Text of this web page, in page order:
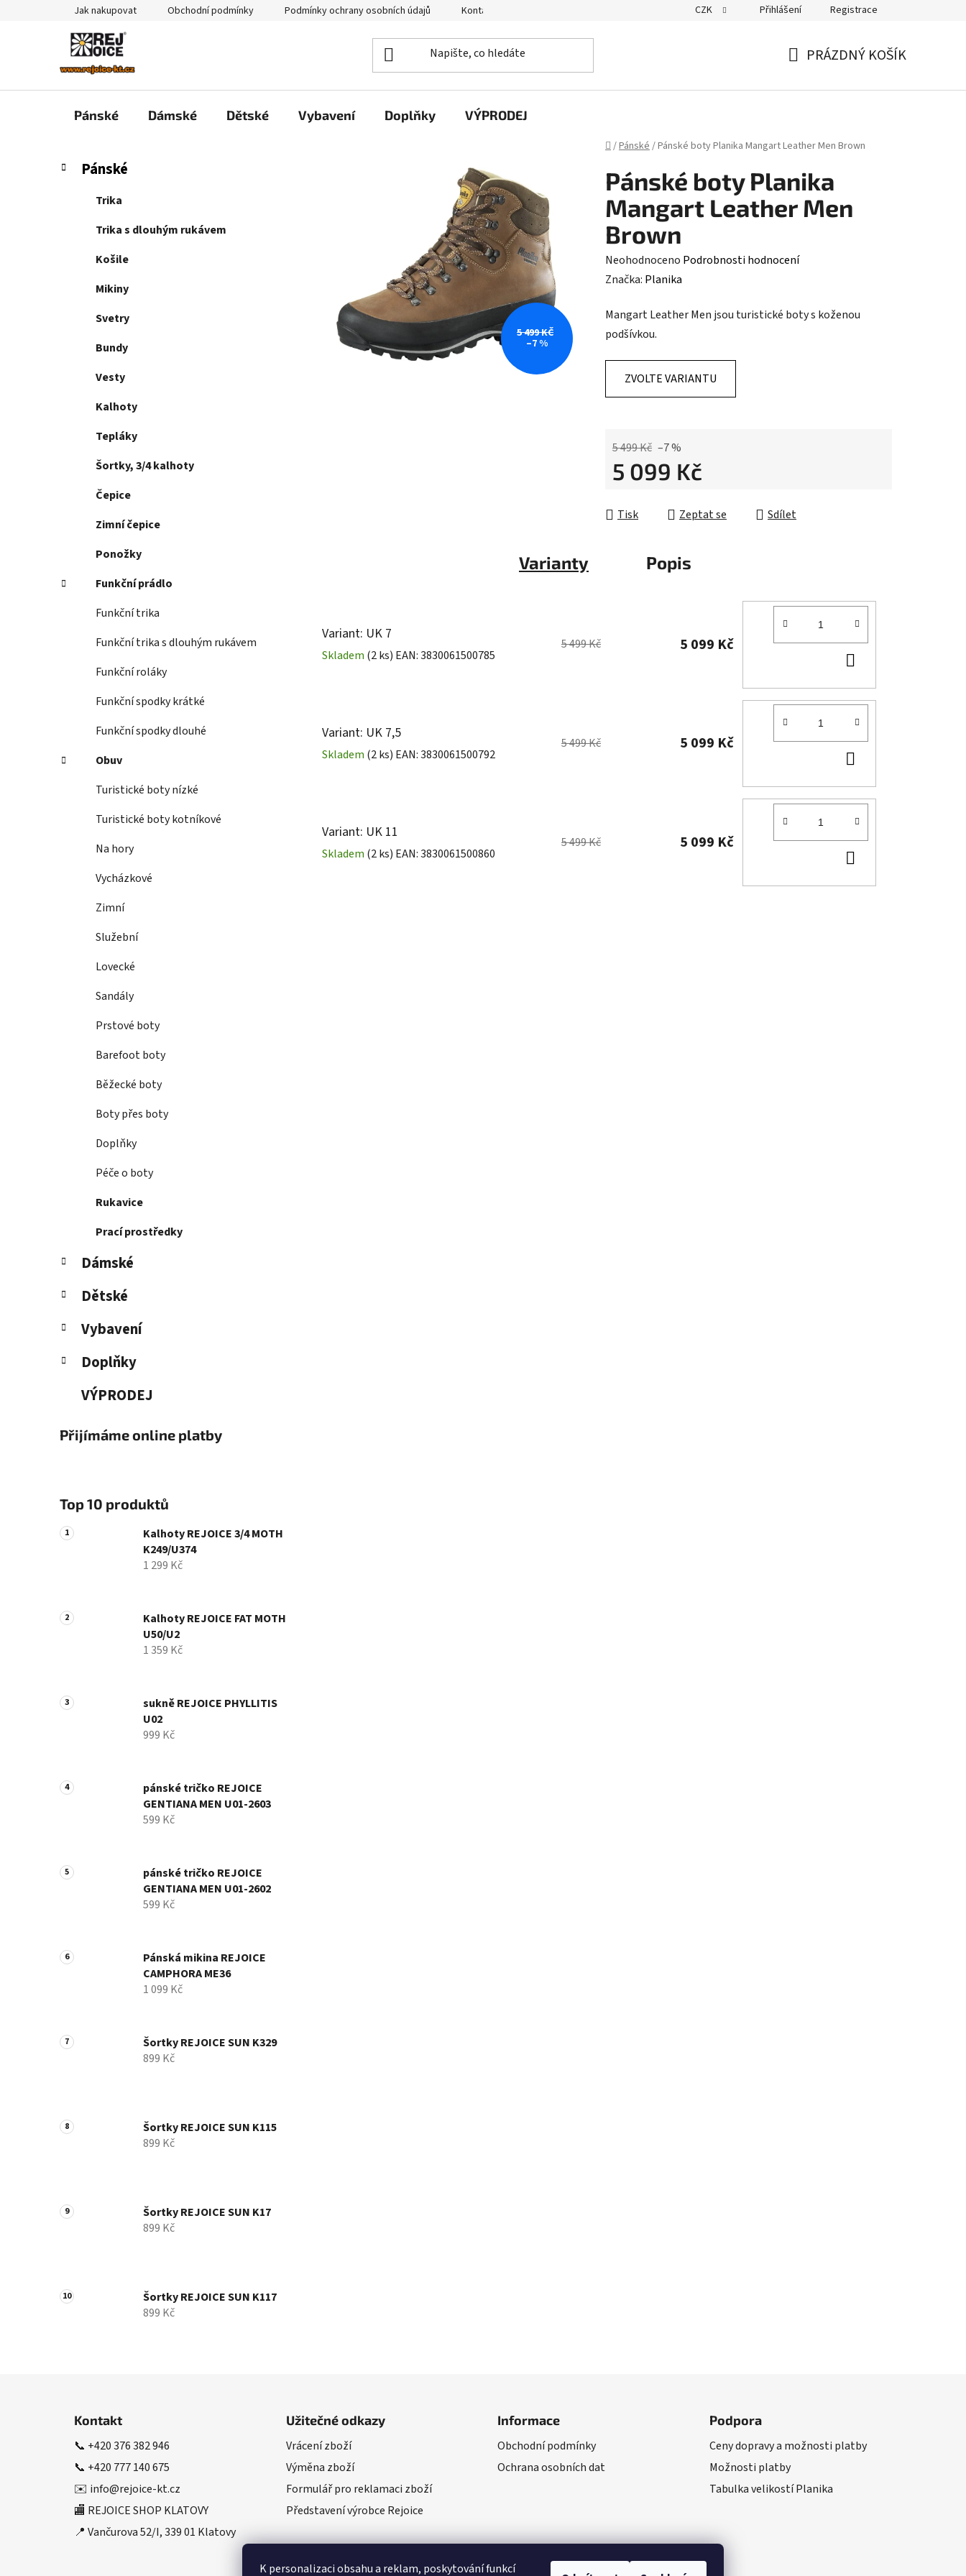
K personalizaci obsahu a reklam, poskytování funkcí
Jak nakupovat Obchodní podmínky Podmínky ochrany osobních údajů Kontakty CZK Přihlášení Registrace
PRÁZDNÝ KOŠÍK
Pánské Dámské Dětské Vybavení Doplňky VÝPRODEJ
Domů
/Pánské/Pánské boty Planika Mangart Leather Men Brown
P
Přeskočit
kategorie
K
a
Pánské
Trika
Trika s dlouhým rukávem
Košile
Mikiny
Svetry
Bundy
Vesty
Kalhoty
Tepláky
Šortky, 3/4 kalhoty
Čepice
Zimní čepice
Ponožky
Funkční prádlo
Funkční trika
Funkční trika s dlouhým rukávem
Funkční roláky
Funkční spodky krátké
Funkční spodky dlouhé
Obuv
Turistické boty nízké
Turistické boty kotníkové
Na hory
Vycházkové
Zimní
Služební
Lovecké
Sandály
Prstové boty
Barefoot boty
Běžecké boty
Boty přes boty
Doplňky
Péče o boty
Rukavice
Prací prostředky
Dámské
Dětské
Vybavení
Doplňky
VÝPRODEJ
Přijímáme online platby
Top 10 produktů
Kalhoty REJOICE 3/4 MOTH
K249/U374
1 299 Kč
Kalhoty REJOICE FAT MOTH
U50/U2
1 359 Kč
sukně REJOICE PHYLLITIS
U02
999 Kč
pánské tričko REJOICE
GENTIANA MEN U01-2603
599 Kč
pánské tričko REJOICE
GENTIANA MEN U01-2602
599 Kč
Pánská mikina REJOICE
CAMPHORA ME36
1 099 Kč
Šortky REJOICE SUN K329
899 Kč
Šortky REJOICE SUN K115
899 Kč
Šortky REJOICE SUN K17
899 Kč
Šortky REJOICE SUN K117
899 Kč
Pánské boty Planika
Mangart Leather Men
Brown
Průměrné
hodnocení
je
0,0
z
hvězdiček.
Neohodnoceno Podrobnosti hodnocení
Značka: Planika
Mangart Leather Men jsou turistické boty s koženou
podšívkou.
ZVOLTE VARIANTU
5 499 Kč –7 %
5 099 Kč
Tisk
Zeptat se Sdílet
5 499 KČ
–7 %
Varianty Popis
Variant: UK 7
Skladem (2 ks) EAN:3830061500785
5 499 Kč 5 099 Kč
KOŠÍKU
Variant: UK 7,5
Skladem (2 ks) EAN:3830061500792
5 499 Kč 5 099 Kč
KOŠÍKU
Variant: UK 11
Skladem (2 ks) EAN:3830061500860
5 499 Kč 5 099 Kč
KOŠÍKU
Kontakt
📞 +420 376 382 946
📞 +420 777 140 675
✉️ info@rejoice-kt.cz
🏬 REJOICE SHOP KLATOVY
📍 Vančurova 52/I, 339 01 Klatovy
Užitečné odkazy
Vrácení zboží
Výměna zboží
Formulář pro reklamaci zboží
Představení výrobce Rejoice
Informace
Obchodní podmínky
Ochrana osobních dat
Podpora
Ceny dopravy a možnosti platby
Možnosti platby
Tabulka velikostí Planika